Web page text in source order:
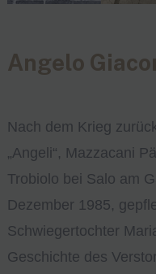
Angelo
Nach dem Krieg
„Angeli“, Mazzacani
Trobiolo bei Salo am
Dezember 1985,
Schwiegertochter
Geschichte des